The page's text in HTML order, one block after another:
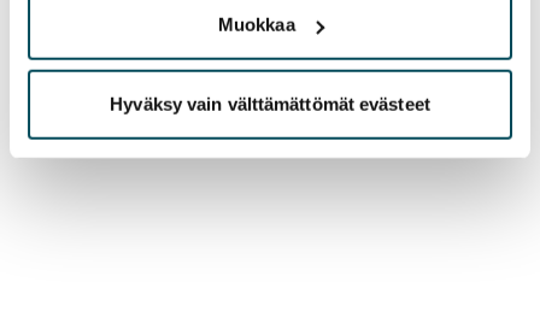
Muokkaa
Hyväksy vain välttämättömät evästeet